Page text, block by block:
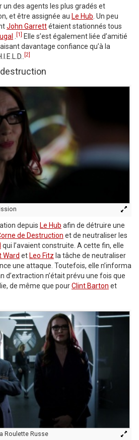
un des agents les plus gradés et
et être assignée au Le Hub. Un peu
John Garrettétaient stationnés tous
. [1] Elle s’est également liée d’amitié
davantage confiance qu’à la
[2]
depuis Le Hub afin de détruire une
de Destruction et de neutraliser les
qui l’avaient construite. A cette fin, elle
Ward et Leo Fitz la tâche de neutraliser
une attaque. Toutefois, elle n’informa
d’extraction n’était prévu une fois que
de même que pourClint Barton et
Roulette Russe